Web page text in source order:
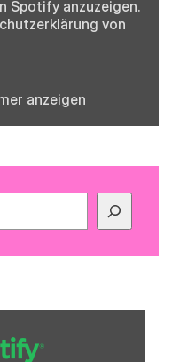
Spotify anzuzeigen.
von
anzeigen